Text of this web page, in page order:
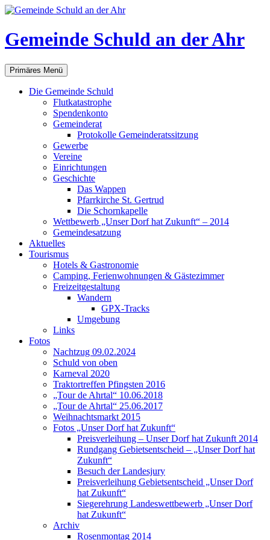
Gemeinde Schuld an der Ahr
Suchen
Primäres Menü Zum
Inhalt
springen
Die Gemeinde Schuld
Flutkatastrophe
Spendenkonto
Gemeinderat
Protokolle Gemeinderatssitzung
Gewerbe
Vereine
Einrichtungen
Geschichte
Das Wappen
Pfarrkirche St. Gertrud
Die Schornkapelle
Wettbewerb „Unser Dorf hat Zukunft“ – 2014
Gemeindesatzung
Aktuelles
Tourismus
Hotels & Gastronomie
Camping, Ferienwohnungen & Gästezimmer
Freizeitgestaltung
Wandern
GPX-Tracks
Umgebung
Links
Fotos
Nachtzug 09.02.2024
Schuld von oben
Karneval 2020
Traktortreffen Pfingsten 2016
„Tour de Ahrtal“ 10.06.2018
„Tour de Ahrtal“ 25.06.2017
Weihnachtsmarkt 2015
Fotos „Unser Dorf hat Zukunft“
Preisverleihung – Unser Dorf hat Zukunft 2014
Rundgang Gebietsentscheid – „Unser Dorf hat
Zukunft“
Besuch der Landesjury
Preisverleihung Gebietsentscheid „Unser Dorf
hat Zukunft“
Siegerehrung Landeswettbewerb „Unser Dorf
hat Zukunft“
Archiv
Rosenmontag 2014